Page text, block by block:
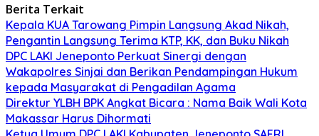
Berita Terkait
Kepala KUA Tarowang Pimpin Langsung Akad Nikah,
Pengantin Langsung Terima KTP, KK, dan Buku Nikah
DPC LAKI Jeneponto Perkuat Sinergi dengan
Wakapolres Sinjai dan Berikan Pendampingan Hukum
kepada Masyarakat di Pengadilan Agama
Direktur YLBH BPK Angkat Bicara : Nama Baik Wali Kota
Makassar Harus Dihormati